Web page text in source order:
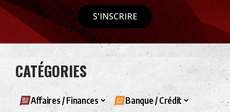
S'INSCRIRE
CATÉGORIES
Affaires / Finances Banque / Crédit